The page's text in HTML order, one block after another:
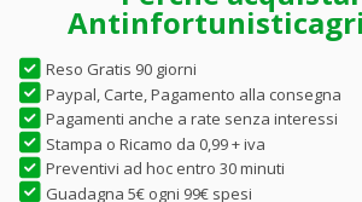
Reso Gratis 90 giorni
Paypal, Carte, Pagamento alla consegna
Pagamenti anche a rate senza interessi
Stampa o Ricamo da 0,99 + iva
Preventivi ad hoc entro 30 minuti
Guadagna 5€ ogni 99€ spesi